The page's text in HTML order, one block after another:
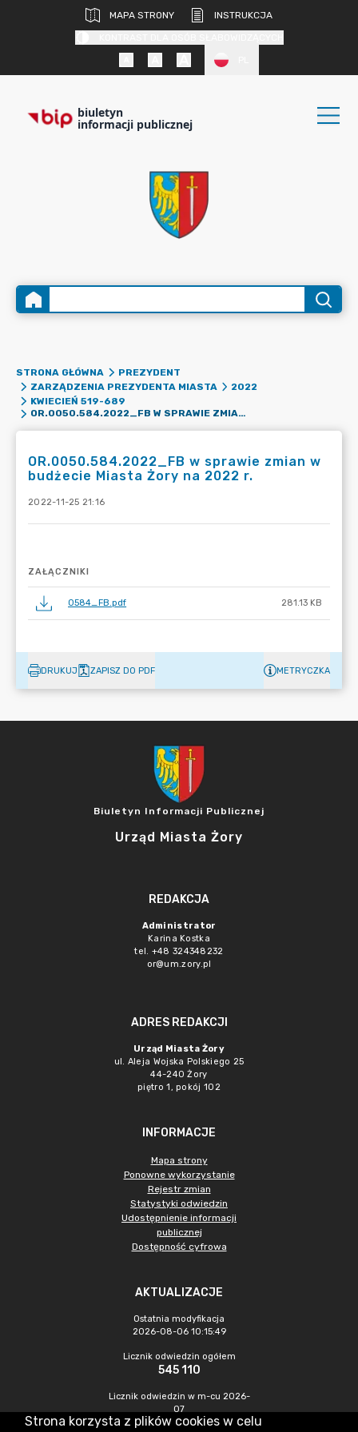
MAPA STRONY
INSTRUKCJA
biuletyn
informacji publicznej
STRONA GŁÓWNA
PREZYDENT
ZARZĄDZENIA PREZYDENTA MIASTA
2022
KWIECIEŃ 519-689
OR.0050.584.2022_FB W SPRAWIE ZMIAN W BUDŻECIE MIASTA ŻORY NA 2022 R.
OR.0050.584.2022_FB w sprawie zmian w
budżecie Miasta Żory na 2022 r.
2022-11-25 21:16
ZAŁĄCZNIKI
0584_FB.pdf 281.13 KB
DRUKUJ ZAPISZ DO PDF METRYCZKA
Biuletyn Informacji Publicznej
Urząd Miasta Żory
REDAKCJA
Administrator
Karina Kostka
tel. +48 324348232
or@um.zory.pl
ADRES REDAKCJI
Urząd Miasta Żory
ul. Aleja Wojska Polskiego 25
44-240 Żory
piętro 1, pokój 102
INFORMACJE
Mapa strony
Ponowne wykorzystanie
Rejestr zmian
Statystyki odwiedzin
Udostępnienie informacji
publicznej
Dostępność cyfrowa
AKTUALIZACJE
Ostatnia modyfikacja
2026-08-06 10:15:49
Licznik odwiedzin ogółem
545 110
Licznik odwiedzin w m-cu 2026-
07
1 126
Strona korzysta z plików cookies w celu